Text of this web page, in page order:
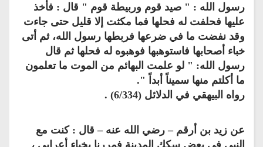
رسول الله : " صيد قوم وربيطة قوم " قال : فأخذ
عليها فحلفت له فحلها فما مكثت إلا قليل حتى جاءت
وقد نفضت ما في ضرعها فربطها رسول الله، ثم أتى
خباء أصحابها فاستوهبها فوهبوه له فحلها ثم قال
رسول الله: " لو علمت البهائم من الموت ما تعلمون
ما أكلتم منها سميناً أبداً ".
رواه البيهقي في الدلائل (6/334) .
عن زيد بن أرقم – رضي الله عنه – قال : كنت مع
النبي في بعض سكك المدينة فمررنا بخباء أعرابي ،